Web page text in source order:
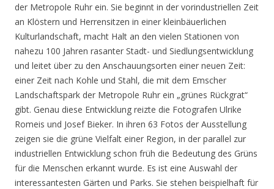
der Metropole Ruhr ein. Sie beginnt in der vorindustriellen Zeit
an Klöstern und Herrensitzen in einer kleinbäuerlichen
Kulturlandschaft, macht Halt an den vielen Stationen von
nahezu 100 Jahren rasanter Stadt- und Siedlungsentwicklung
und leitet über zu den Anschauungsorten einer neuen Zeit:
einer Zeit nach Kohle und Stahl, die mit dem Emscher
Landschaftspark der Metropole Ruhr ein „grünes Rückgrat“
gibt. Genau diese Entwicklung reizte die Fotografen Ulrike
Romeis und Josef Bieker. In ihren 63 Fotos der Ausstellung
zeigen sie die grüne Vielfalt einer Region, in der parallel zur
industriellen Entwicklung schon früh die Bedeutung des Grüns
für die Menschen erkannt wurde. Es ist eine Auswahl der
interessantesten Gärten und Parks. Sie stehen beispielhaft für